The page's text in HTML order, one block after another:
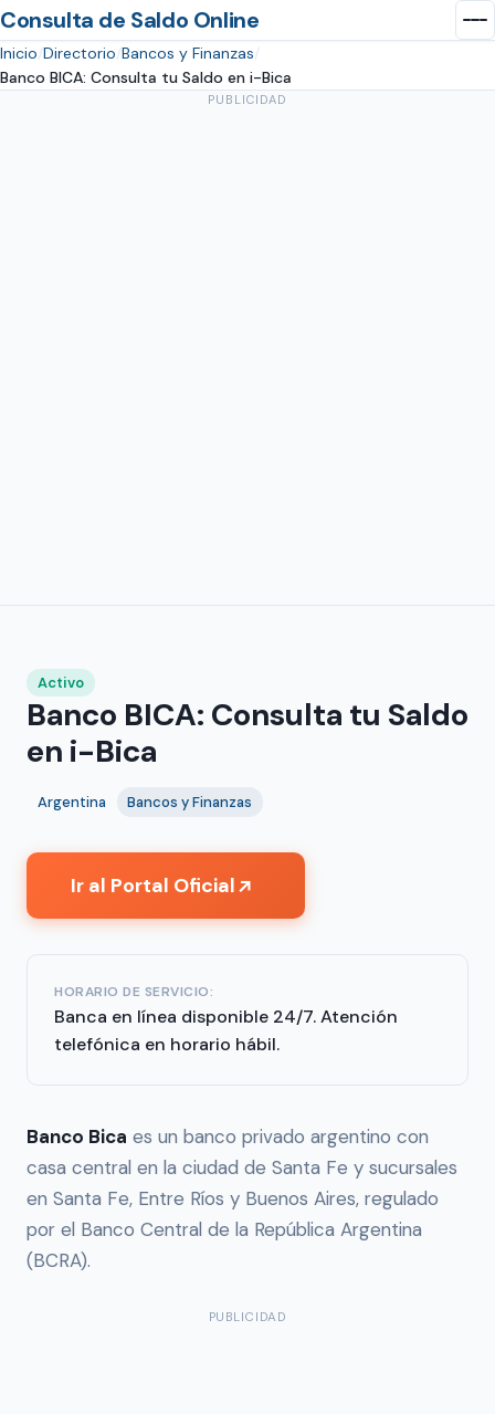
Consulta de Saldo Online
Inicio Directorio Bancos y Finanzas
Banco BICA: Consulta tu Saldo en i-Bica
PUBLICIDAD
Activo
Banco BICA: Consulta tu Saldo
en i-Bica
Argentina Bancos y Finanzas
Ir al Portal Oficial↗
HORARIO DE SERVICIO:
Banca en línea disponible 24/7. Atención
telefónica en horario hábil.
Banco Bica es un banco privado argentino con
casa central en la ciudad de Santa Fe y sucursales
en Santa Fe, Entre Ríos y Buenos Aires, regulado
por el Banco Central de la República Argentina
(BCRA).
PUBLICIDAD